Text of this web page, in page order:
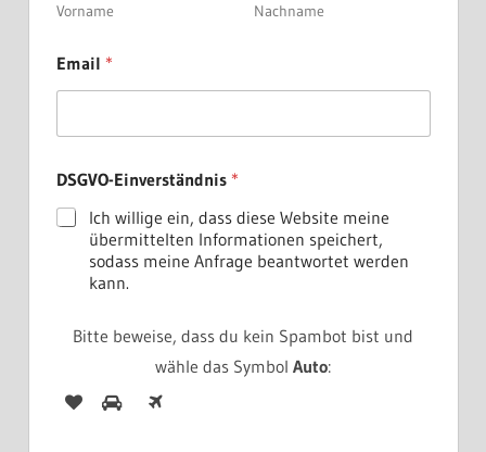
Vorname Nachname
Email *
*
D
S
DSGVO-Einverständnis *
Ich willige ein, dass diese Website meine
übermittelten Informationen speichert,
sodass meine Anfrage beantwortet werden
kann.
Bitte beweise, dass du kein Spambot bist und
wähle das Symbol Auto: